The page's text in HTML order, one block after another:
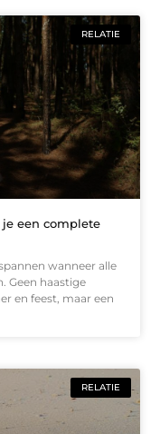
RELATIE
je een complete
wanneer alle
Geen haastige
en feest, maar een
RELATIE